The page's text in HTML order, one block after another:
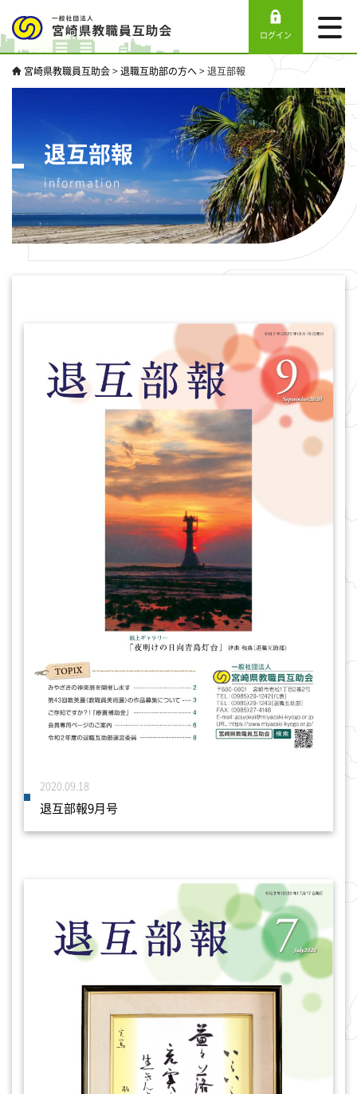
ログイン
宮崎県教職員互助会>退職互助部の方へ>退互部報
退互部報
information
2020.09.18
退互部報9月号